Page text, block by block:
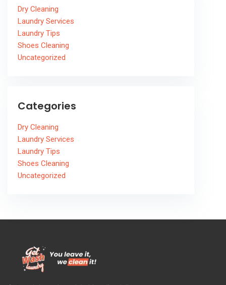
Dry Cleaning
Laundry Services
Laundry Tips
Shoes Cleaning
Uncategorized
Categories
Dry Cleaning
Laundry Services
Laundry Tips
Shoes Cleaning
Uncategorized